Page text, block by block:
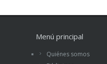
Los autores de los
Llanos Campos
Salmerón, Pedro
Menú principal
Quiénes somos